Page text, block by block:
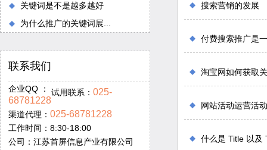
关键词是不是越多越好
为什么推广的关键词展...
联系我们
企业QQ ： 试用联系： 025-
68781228
渠道代理： 025-68781228
工作时间：8:30-18:00
公司：江苏首屏信息产业有限公司
搜索营销的发展
付费搜索推广是
淘宝网如何获取
网站活动运营活
什么是 Title 以